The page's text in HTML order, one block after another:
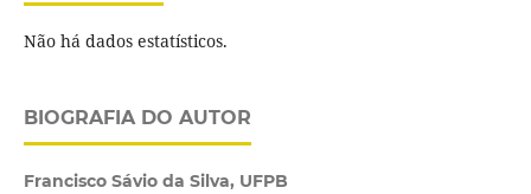
Não há dados estatísticos.
BIOGRAFIA DO AUTOR
Francisco Sávio da Silva, UFPB